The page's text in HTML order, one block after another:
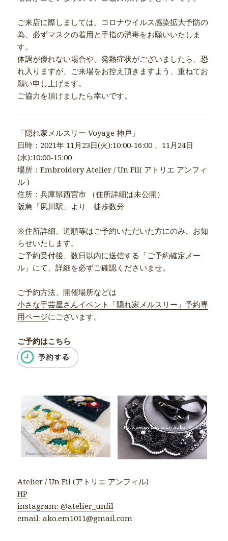
ご来店に際しましては、コロナウイルス感染拡大予防の
為、必ずマスクの着用と手指の消毒をお願いいたしま
す。
体調が優れない場合や、発熱症状がございましたら、恐
れ入りますが、ご来場をお控え頂きますよう、重ねてお
願い申し上げます。
ご協力を頂けましたら幸いです。
「隠れ家メルスリー Voyage 神戸」
日時：2021年 11月23日(火):10:00-16:00 、11月24日
(水):10:00-15:00
場所：Embroidery Atelier / Un Fil( アトリエ アンフィ
ル )
住所：兵庫県西宮市 （住所詳細は未公開）
阪急「夙川駅」より 徒歩数分
※住所詳細、道順等はご予約いただいた方にのみ、お知
らせいたします。
ご予約受付後、数日以内に送信する「ご予約確定メー
ル」にて、詳細を必ずご確認くださいませ。
ご予約方法、開催場所などは
小さな手芸屋さんイベント「隠れ家メルスリー」予約専
用ページにございます。
ご予約はこちら
Atelier / Un Fil (アトリエ アンフィル)
HP
instagram: @atelier_unfil
email: ako.em1011@gmail.com